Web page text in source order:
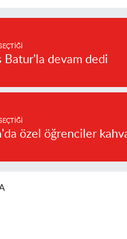
Batur'la devam dedi
özel öğrenciler